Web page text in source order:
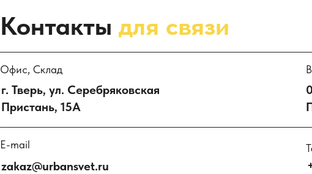
Контакты для связи
Офис, Склад
г. Тверь, ул. Серебряковская
Пристань, 15А
E-mail
zakaz@urbansvet.ru